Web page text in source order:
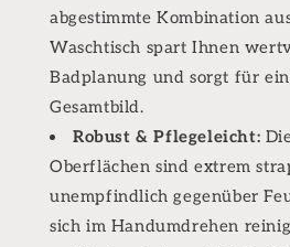
abgestimmte Kombination
Waschtisch spart Ihnen
Badplanung und sorgt für
Gesamtbild.
Robust & Pflegeleicht:
Oberflächen sind extrem
unempfindlich gegenüber
sich im Handumdrehen